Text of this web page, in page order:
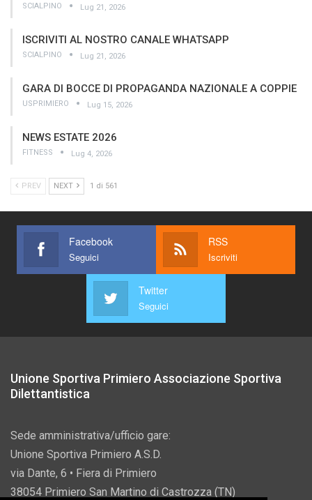
SCIALPINO Lug 21, 2026
ISCRIVITI AL NOSTRO CANALE WHATSAPP
SCIALPINO Lug 21, 2026
GARA DI BOCCE DI PROPAGANDA NAZIONALE A COPPIE
USPRIMIERO Lug 15, 2026
NEWS ESTATE 2026
FITNESS Lug 4, 2026
PREV NEXT 1 di 561
Facebook
Seguici
RSS
Iscriviti
Twitter
Seguici
Unione Sportiva Primiero Associazione Sportiva
Dilettantistica
Sede amministrativa/ufficio gare:
Unione Sportiva Primiero A.S.D.
via Dante, 6 • Fiera di Primiero
38054 Primiero San Martino di Castrozza (TN)